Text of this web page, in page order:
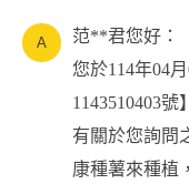
范**君您好：
您於114年04
1143510403號
有關於您詢問
康種薯來種植